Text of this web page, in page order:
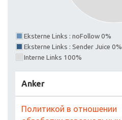
Eksterne Links : noFollow 0%
Eksterne Links : Sender Juice 0%
Interne Links 100%
Anker
Политикой в отношении